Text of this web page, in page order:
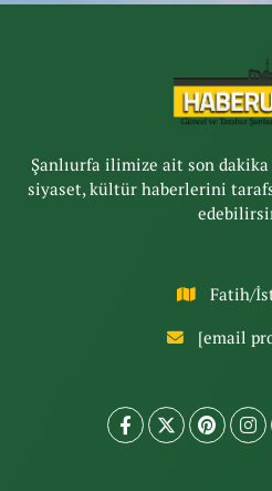
Şanlıurfa ilimize ait son
siyaset, kültür haberlerini
Fatih/
[email